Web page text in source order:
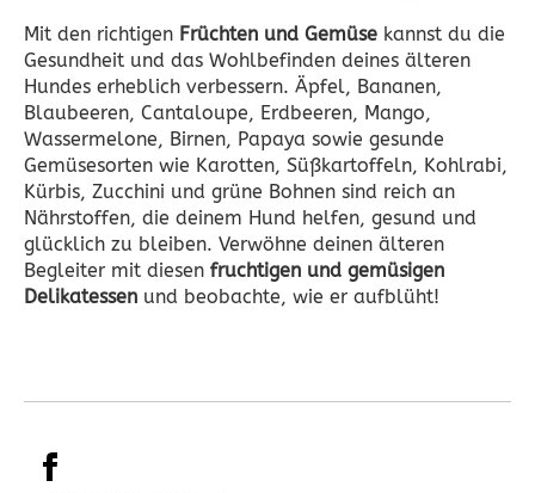
Mit den richtigen Früchten und Gemüse kannst du die
Gesundheit und das Wohlbefinden deines älteren
Hundes erheblich verbessern. Äpfel, Bananen,
Blaubeeren, Cantaloupe, Erdbeeren, Mango,
Wassermelone, Birnen, Papaya sowie gesunde
Gemüsesorten wie Karotten, Süßkartoffeln, Kohlrabi,
Kürbis, Zucchini und grüne Bohnen sind reich an
Nährstoffen, die deinem Hund helfen, gesund und
glücklich zu bleiben. Verwöhne deinen älteren
Begleiter mit diesen fruchtigen und gemüsigen
Delikatessen und beobachte, wie er aufblüht!